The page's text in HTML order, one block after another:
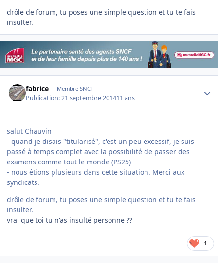
drôle de forum, tu poses une simple question et tu te fais
insulter.
fabrice Membre SNCF
Publication:21 septembre 201411 ans
salut Chauvin
- quand je disais "titularisé", c'est un peu excessif, je suis
passé à temps complet avec la possibilité de passer des
examens comme tout le monde (PS25)
- nous étions plusieurs dans cette situation. Merci aux
syndicats.
drôle de forum, tu poses une simple question et tu te fais
insulter.
vrai que toi tu n'as insulté personne ??
1